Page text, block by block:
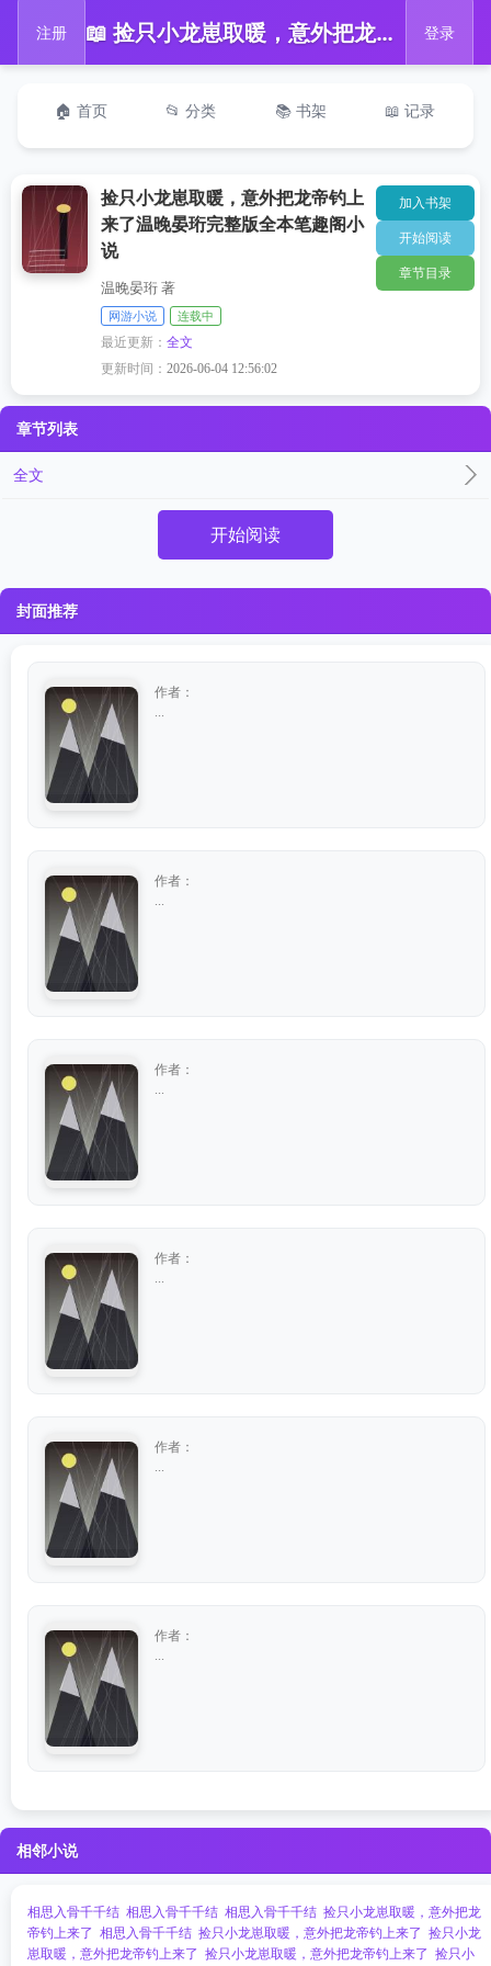
注册 📖 捡只小龙崽取暖，意外把龙帝钓上来了温晚晏珩完整版全本笔趣阁小说 登录
🏠 首页 📂 分类 📚 书架 📖 记录
捡只小龙崽取暖，意外把龙帝钓上
来了温晚晏珩完整版全本笔趣阁小
说
温晚晏珩 著
网游小说 连载中
最近更新：全文
更新时间：2026-06-04 12:56:02
加入书架
开始阅读
章节目录
章节列表
全文
开始阅读
封面推荐
作者：
作者：
作者：
作者：
作者：
作者：
相邻小说
相思入骨千千结 相思入骨千千结 相思入骨千千结 捡只小龙崽取暖，意外把龙
帝钓上来了 相思入骨千千结 捡只小龙崽取暖，意外把龙帝钓上来了 捡只小龙
崽取暖，意外把龙帝钓上来了 捡只小龙崽取暖，意外把龙帝钓上来了 捡只小